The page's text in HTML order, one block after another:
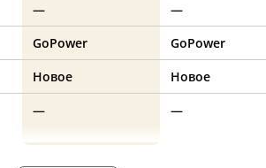
—
—
GoPower
GoPower
Новое
Новое
— —